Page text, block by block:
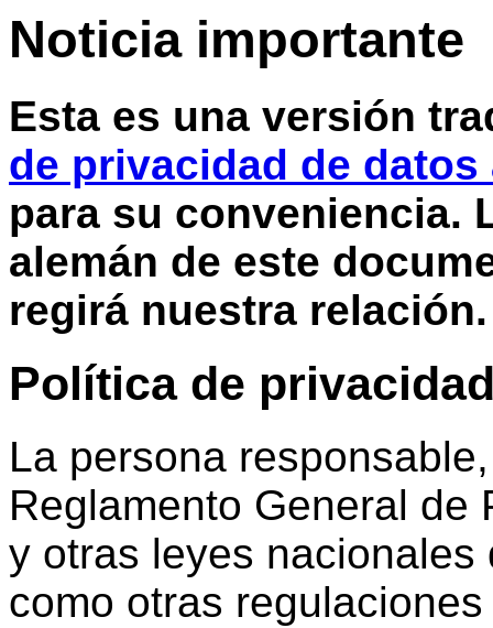
Noticia importante
Esta es una versión
de privacidad de datos
para su conveniencia.
alemán de este
regirá nuestra relación.
Política de
La persona
Reglamento General de
y otras leyes
como otras